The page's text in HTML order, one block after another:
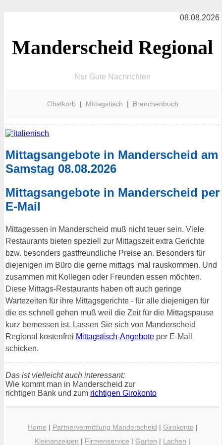
08.08.2026
Manderscheid Regional
Nur Gute Nachrichten
Obstkorb | Mittagstisch | Branchenbuch
Mittagsangebote in Manderscheid am
Samstag 08.08.2026
Mittagsangebote in Manderscheid per
E-Mail
Mittagessen in Manderscheid muß nicht teuer sein. Viele
Restaurants bieten speziell zur Mittagszeit extra Gerichte
bzw. besonders gastfreundliche Preise an. Besonders für
diejenigen im Büro die gerne mittags 'mal rauskommen. Und
zusammen mit Kollegen oder Freunden essen möchten.
Diese Mittags-Restaurants haben oft auch geringe
Wartezeiten für ihre Mittagsgerichte - für alle diejenigen für
die es schnell gehen muß weil die Zeit für die Mittagspause
kurz bemessen ist. Lassen Sie sich von Manderscheid
Regional kostenfrei Mittagstisch-Angebote per E-Mail
schicken.
Das ist vielleicht auch interessant:
Wie kommt man in Manderscheid zur
richtigen Bank und zum richtigen Girokonto
Home | Partnervermittlung Manderscheid | Girokonto |
Kleinanzeigen | Firmenservice | Garten | Lachen |